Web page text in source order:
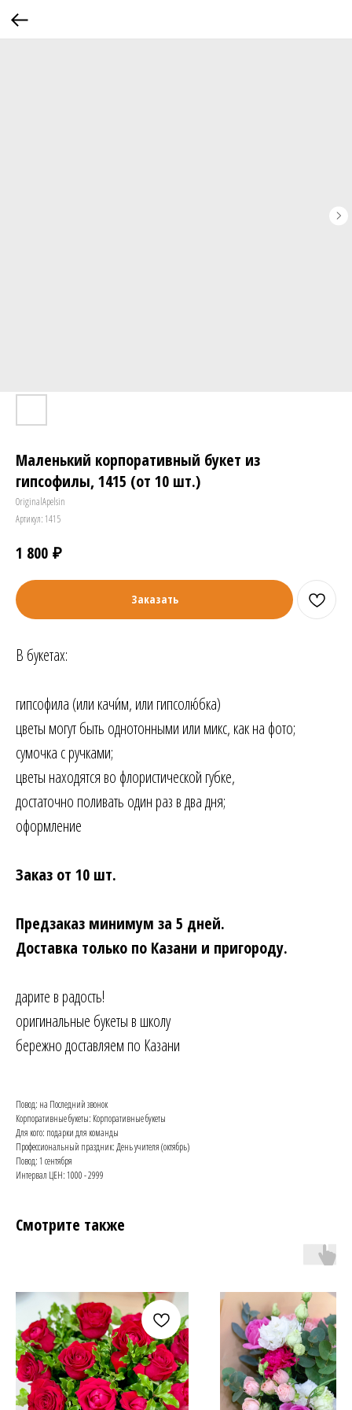
Маленький корпоративный букет из
гипсофилы, 1415 (от 10 шт.)
OriginalApelsin
Артикул: 1415
1 800 ₽
Заказать
В букетах:
гипсофила (или качи́м, или гипсолю́бка)
цветы могут быть однотонными или микс, как на фото;
сумочка с ручками;
цветы находятся во флористической губке,
достаточно поливать один раз в два дня;
оформление
Заказ от 10 шт.
Предзаказ минимум за 5 дней.
Доставка только по Казани и пригороду.
дарите в радость!
оригинальные букеты в школу
бережно доставляем по Казани
Повод: на Последний звонок
Корпоративные букеты: Корпоративные букеты
Для кого: подарки для команды
Профессиональный праздник: День учителя (октябрь)
Повод: 1 сентября
Интервал ЦЕН: 1000 - 2999
Смотрите также